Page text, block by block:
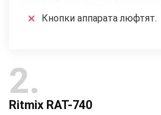
Кнопки аппарата люфтят.
2
Ritmix RAT-740